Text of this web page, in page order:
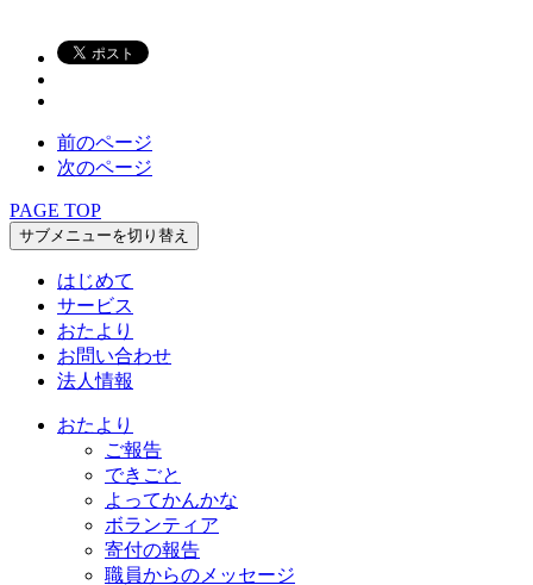
前のページ
次のページ
PAGE TOP
サブメニューを切り替え
はじめて
サービス
おたより
お問い合わせ
法人情報
おたより
ご報告
できごと
よってかんかな
ボランティア
寄付の報告
職員からのメッセージ